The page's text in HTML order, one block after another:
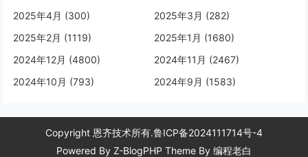
2025年4月 (300)
2025年3月 (282)
2025年2月 (1119)
2025年1月 (1680)
2024年12月 (4800)
2024年11月 (2467)
2024年10月 (793)
2024年9月 (1583)
Copyright 恩齐技术所有.鲁ICP备2024111714号-4
Powered By Z-BlogPHP Theme By 编程老白